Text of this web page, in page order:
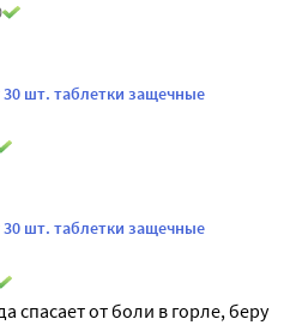
шт. таблетки защечные
шт. таблетки защечные
спасает от боли в горле, беру